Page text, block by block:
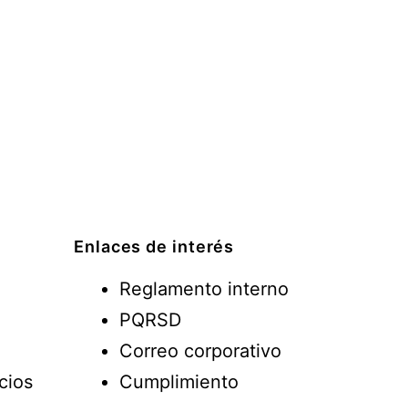
Enlaces de interés
Reglamento interno
PQRSD
Correo corporativo
Cumplimiento